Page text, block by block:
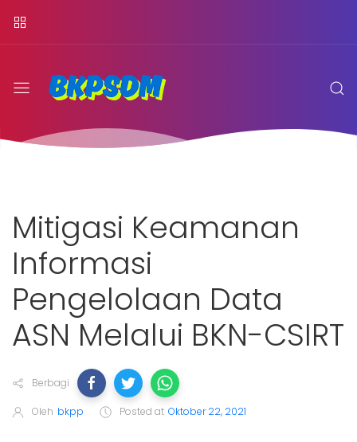
Mitigasi Keamanan
Informasi
Pengelolaan Data
ASN Melalui BKN-CSIRT
Berbagi
Oleh bkpp Posted at Oktober 22, 2021